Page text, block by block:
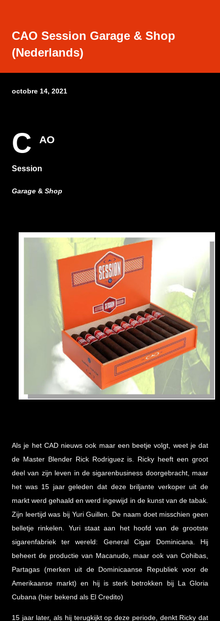
CAO Session Garage & Shop
(Nederlands)
octobre 14, 2021
C AO
Session
Garage & Shop
Als je het CAD nieuws ook maar een beetje volgt, weet je dat
de Master Blender Rick Rodriguez is. Ricky heeft een groot
deel van zijn leven in de sigarenbusiness doorgebracht, maar
het was 15 jaar geleden dat deze briljante verkoper uit de
markt werd gehaald en werd ingewijd in de kunst van de tabak.
Zijn leertijd was bij Yuri Guillen. De naam doet misschien geen
belletje rinkelen. Yuri staat aan het hoofd van de grootste
sigarenfabriek ter wereld: General Cigar Dominicana. Hij
beheert de productie van Macanudo, maar ook van Cohibas,
Partagas (merken uit de Dominicaanse Republiek voor de
Amerikaanse markt) en hij is sterk betrokken bij La Gloria
Cubana (hier bekend als El Credito)
15 jaar later, als hij terugkijkt op deze periode, denkt Ricky dat